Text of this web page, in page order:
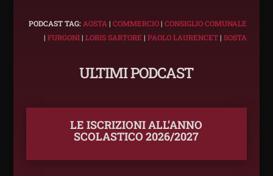
PODCAST TAG: AOSTA |COMMERCIO|CONSIGLIO COMUNALE
|FURGONI|LORIS SARTORE |PAOLO LAURENCET|SOSTA
ULTIMI PODCAST
LE ISCRIZIONI ALL’ANNO
SCOLASTICO 2026/2027